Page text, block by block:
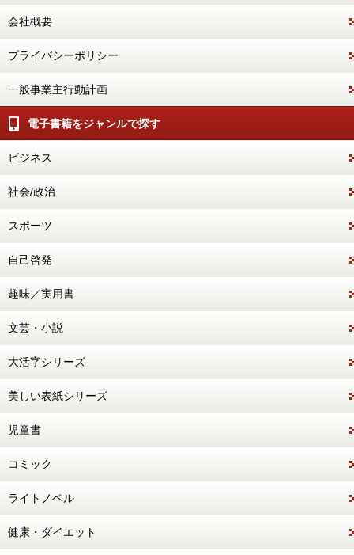
会社概要
プライバシーポリシー
一般事業主行動計画
電子書籍をジャンルで探す
ビジネス
社会/政治
スポーツ
自己啓発
趣味／実用書
文芸・小説
大活字シリーズ
美しい表紙シリーズ
児童書
コミック
ライトノベル
健康・ダイエット